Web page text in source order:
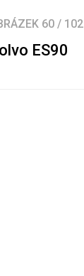
60 / 102
ES90